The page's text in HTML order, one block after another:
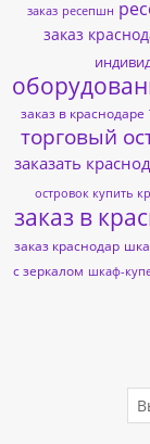
заказ ресепшн
заказ
заказ в краснодаре
торговый
заказать
островок купить
заказ в
заказ краснодар
с зеркалом шкаф-